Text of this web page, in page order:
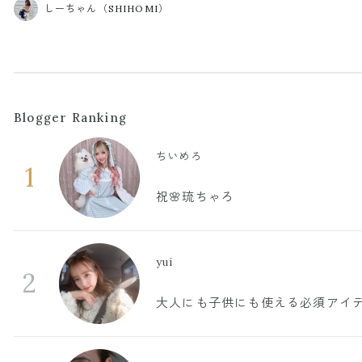
しーちゃん（SHIHOMI）
Blogger Ranking
1
ちいめろ
祝🌸琉ちゃろ
2
yui
大人にも子供にも使える必須アイ